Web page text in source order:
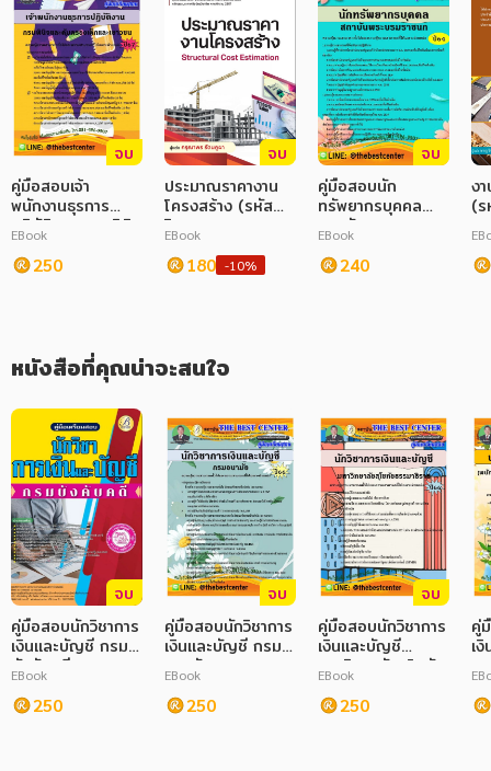
ความรู้ทั่วไป
การ์ตูนความรู้ การ์ตูน
การ์ตูนมังงะ (Manga)
จบ
คู่มือสอบเจ้า
พนักงานธุรการ
ปฏิบัติงาน กรมพินิจ
และคุ้มครองเด็ก
และเยาวชน
EBook
250
จบ
ประมาณราคางาน
โครงสร้าง (รหัส
วิชา 20106-
2010) (PDF)
EBook
180 -10%
จบ
คู่มือสอบนัก
ทรัพยากรบุคคล
สถาบันพระบรมราช
ชนก
EBook
240
ง
(
หนังสือที่คุณน่าจะสนใจ
จบ
คู่มือสอบนักวิชาการ
เงินและบัญชี กรม
บังคับคดี
EBook
250
จบ
คู่มือสอบนักวิชาการ
เงินและบัญชี กรม
อนามัย
EBook
250
จบ
คู่มือสอบนักวิชาการ
เงินและบัญชี
มหาวิทยาลัยสุโขทัย
ธรรมาธิราช
EBook
250
คู่
เ
ก